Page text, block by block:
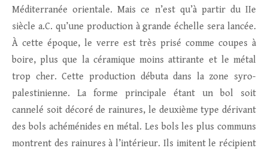
Méditerranée orientale. Mais ce n’est qu’à partir du IIe
siècle a.C. qu’une production à grande échelle sera lancée.
À cette époque, le verre est très prisé comme coupes à
boire, plus que la céramique moins attirante et le métal
trop cher. Cette production débuta dans la zone syro-
palestinienne. La forme principale étant un bol soit
cannelé soit décoré de rainures, le deuxième type dérivant
des bols achéménides en métal. Les bols les plus communs
montrent des rainures à l’intérieur. Ils imitent le récipient